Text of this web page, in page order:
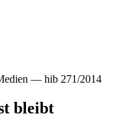
— hib 271/2014
bleibt